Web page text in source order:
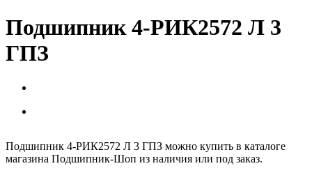
Подшипник 4-РИК2572 Л 3
ГПЗ
Подшипник 4-РИК2572 Л 3 ГПЗ можно купить в каталоге
магазина Подшипник-Шоп из наличия или под заказ.